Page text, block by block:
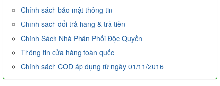
Chính sách bảo mật thông tin
Chính sách đổi trả hàng & trả tiền
Chính Sách Nhà Phân Phối Độc Quyền
Thông tin cửa hàng toàn quốc
Chính sách COD áp dụng từ ngày 01/11/2016